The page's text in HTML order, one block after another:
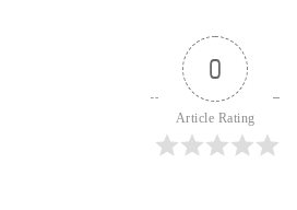
0
Article Rating